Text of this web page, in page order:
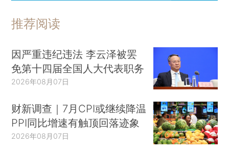
推荐阅读
因严重违纪违法 李云泽被罢
免第十四届全国人大代表职务
2026年08月07日
财新调查｜7月CPI或继续降温
PPI同比增速有触顶回落迹象
2026年08月07日